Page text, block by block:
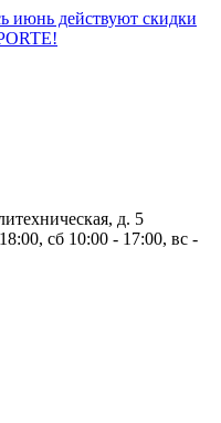
июнь действуют скидки
д. 5
сб 10:00 - 17:00, вс -